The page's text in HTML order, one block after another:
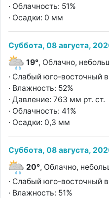
· Облачность: 51%
· Осадки: 0 мм
Суббота, 08 августа,
19°, Облачно,
· Слабый юго-восточный
· Влажность: 52%
· Давление: 763 мм рт. ст.
· Облачность: 41%
· Осадки: 0,3 мм
Суббота, 08 августа,
20°, Облачно,
· Слабый юго-восточный
· Влажность: 51%